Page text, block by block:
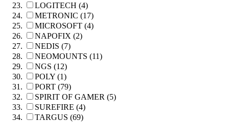
LOGITECH (4)
METRONIC (17)
MICROSOFT (4)
NAPOFIX (2)
NEDIS (7)
NEOMOUNTS (11)
NGS (12)
POLY (1)
PORT (79)
SPIRIT OF GAMER (5)
SUREFIRE (4)
TARGUS (69)